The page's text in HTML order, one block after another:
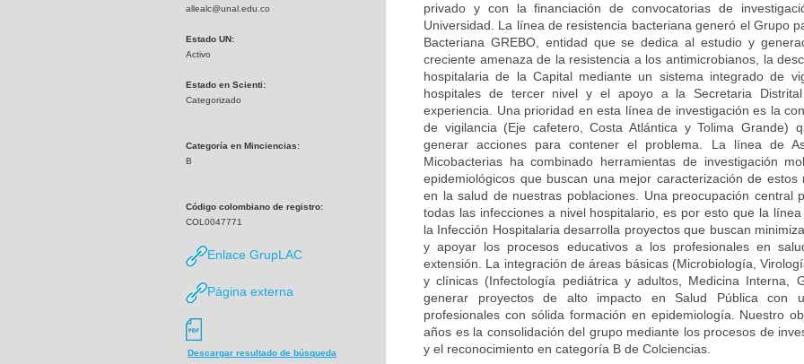
allealc@unal.edu.co
Estado UN:
Activo
Estado en Scienti:
Categorizado
Categoría en Minciencias:
B
Código colombiano de registro:
COL0047771
Enlace GrupLAC
Página externa
Descargar resultado de búsqueda
privado y con la financiación de convocatorias de
Universidad. La línea de resistencia bacteriana generó el Grupo
Bacteriana GREBO, entidad que se dedica al estudio y
creciente amenaza de la resistencia a los antimicrobianos, la
hospitalaria de la Capital mediante un sistema integrado de
hospitales de tercer nivel y el apoyo a la Secretaria
experiencia. Una prioridad en esta línea de investigación es la
de vigilancia (Eje cafetero, Costa Atlántica y Tolima Grande)
generar acciones para contener el problema. La línea de
Micobacterias ha combinado herramientas de investigación
epidemiológicos que buscan una mejor caracterización de
en la salud de nuestras poblaciones. Una preocupación central
todas las infecciones a nivel hospitalario, es por esto que la
la Infección Hospitalaria desarrolla proyectos que buscan
y apoyar los procesos educativos a los profesionales en
extensión. La integración de áreas básicas (Microbiología,
y clínicas (Infectología pediátrica y adultos, Medicina Interna,
generar proyectos de alto impacto en Salud Pública con
profesionales con sólida formación en epidemiología. Nuestro
años es la consolidación del grupo mediante los procesos de
y el reconocimiento en categoría B de Colciencias.